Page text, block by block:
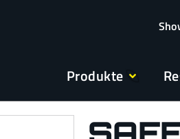
Produkte